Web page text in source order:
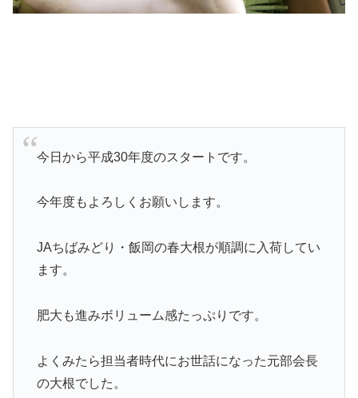
今日から平成30年度のスタートです。
今年度もよろしくお願いします。
JAちばみどり・飯岡の春大根が順調に入荷してい
ます。
肥大も進みボリューム感たっぷりです。
よくみたら担当者時代にお世話になった元部会長
の大根でした。